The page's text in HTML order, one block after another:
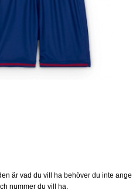
är vad du vill ha behöver du inte ange
nummer du vill ha.